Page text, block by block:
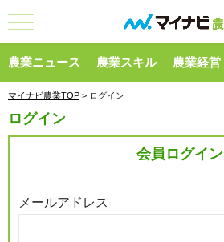
農業ニュース 農業スキル 農業経営
マイナビ農業TOP > ログイン
ログイン
会員ログイン
メールアドレス